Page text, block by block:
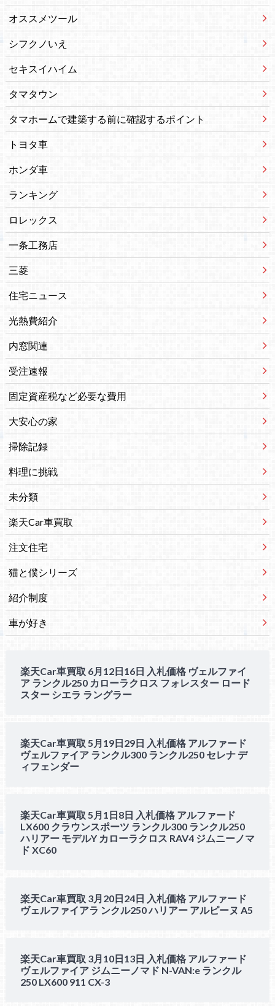
オススメツール
シフクノいえ
セキスイハイム
タマタウン
タマホームで建築する前に確認するポイント
トヨタ車
ホンダ車
ランキング
ロレックス
一条工務店
三菱
住宅ニュース
光熱費紹介
内窓関連
受注速報
固定資産税など必要な費用
大安心の家
掃除記録
料理に挑戦
未分類
楽天Car車買取
注文住宅
猫と僕シリーズ
紹介制度
車が好き
楽天Car車買取 6月12日16日 入札価格 ヴェルファイ
ア ランクル250 カローラクロス フォレスター ロード
スター シエラ ラングラー
楽天Car車買取 5月19日29日 入札価格 アルファード
ヴェルファイア ランクル300 ランクル250 セレナ デ
ィフェンダー
楽天Car車買取 5月1日8日 入札価格 アルファード
LX600 クラウンスポーツ ランクル300 ランクル250
ハリアー モデルY カローラクロス RAV4 ジムニーノマ
ド XC60
楽天Car車買取 3月20日24日 入札価格 アルファード
ヴェルファイアラ ンクル250 ハリアー アルピーヌ A5
楽天Car車買取 3月10日13日 入札価格 アルファード
ヴェルファイア ジムニーノマド N-VAN:e ランクル
250 LX600 911 CX-3